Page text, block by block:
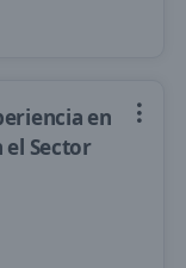
en
el Sector